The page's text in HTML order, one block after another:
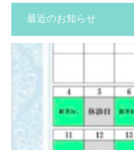
最近のお知らせ